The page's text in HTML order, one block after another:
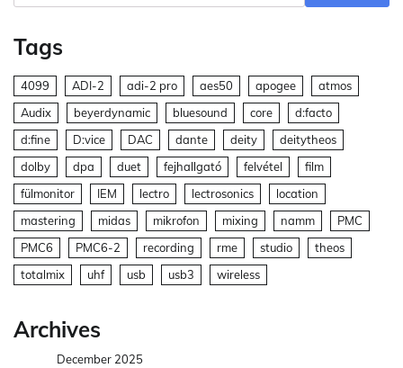
Tags
4099 ADI-2 adi-2 pro aes50 apogee
atmos
Audix
beyerdynamic bluesound core
d:facto
d:fine
D:vice DAC dante deity
deitytheos
dolby
dpa duet fejhallgató felvétel
film
fülmonitor
IEM lectro lectrosonics
location
mastering
midas mikrofon mixing namm
PMC
PMC6
PMC6-2 recording rme studio
theos
totalmix
uhf usb usb3 wireless
Archives
December 2025